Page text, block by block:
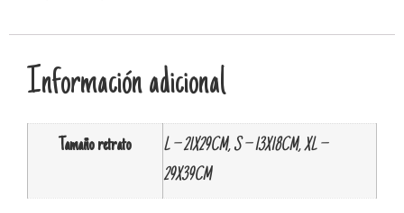
Información adicional
Tamaño retrato
L – 21X29CM, S – 13X18CM, XL –
29X39CM